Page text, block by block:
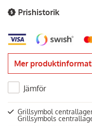
Prishistorik
Mer
Jämför
Grillsymbol
Grillsymbols